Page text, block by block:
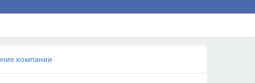
компании